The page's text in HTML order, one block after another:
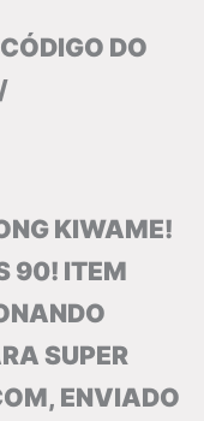
DO
KIWAME!
90! ITEM
SUPER
ENVIADO